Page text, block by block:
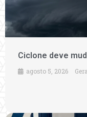
Ciclone deve
agosto 5, 2026